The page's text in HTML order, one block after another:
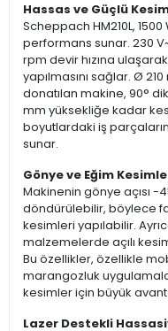
Hassas ve Güçlü
Scheppach HM210L,
performans sunar. 230
rpm devir hızına
yapılmasını sağlar. Ø
donatılan makine, 90°
mm yüksekliğe kadar
boyutlardaki iş
sunar.
Gönye ve Eğim
Makinenin gönye açısı -
döndürülebilir, böylece
kesimleri yapılabilir.
malzemelerde açılı
Bu özellikler, özellikle
marangozluk
kesimler için büyük
Lazer Destekli